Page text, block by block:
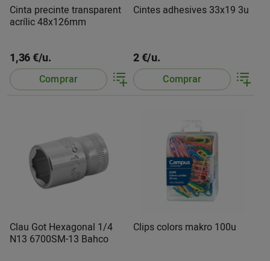
Cinta precinte transparent
acrílic 48x126mm
1,36 €/u.
Comprar
Cintes adhesives 33x19 3u
2 €/u.
Comprar
Clau Got Hexagonal 1/4
N13 6700SM-13 Bahco
Clips colors makro 100u